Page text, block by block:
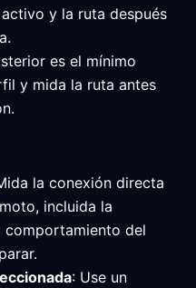
y la ruta después
es el mínimo
y mida la ruta antes
la conexión directa
incluida la
comportamiento del
: Use un